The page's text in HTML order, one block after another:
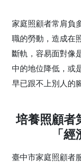
家庭照顧者常肩負
職的勞動，造成在
斷軌，容易面對像
中的地位降低，或
早已跟不上別人的
培養照顧者
「
臺中市家庭照顧者